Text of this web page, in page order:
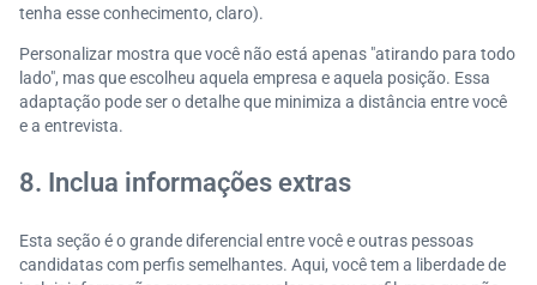
tenha esse conhecimento, claro).
Personalizar mostra que você não está apenas "atirando para todo
lado", mas que escolheu aquela empresa e aquela posição. Essa
adaptação pode ser o detalhe que minimiza a distância entre você
e a entrevista.
8. Inclua informações extras
Esta seção é o grande diferencial entre você e outras pessoas
candidatas com perfis semelhantes. Aqui, você tem a liberdade de